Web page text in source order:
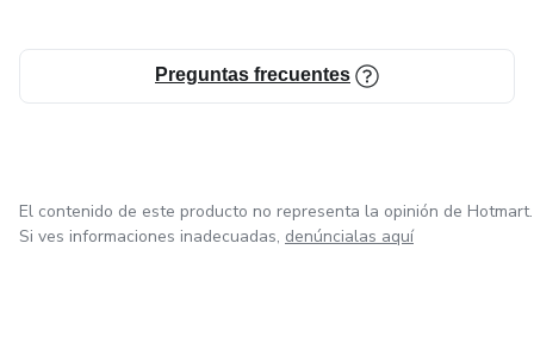
Preguntas frecuentes
El contenido de este producto no representa la opinión de Hotmart.
Si ves informaciones inadecuadas, denúncialas aquí